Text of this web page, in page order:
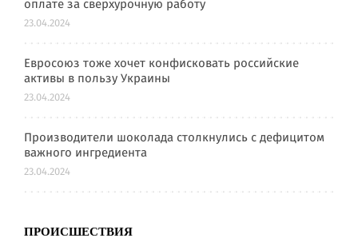
оплате за сверхурочную работу
23.04.2024
Евросоюз тоже хочет конфисковать российские
активы в пользу Украины
23.04.2024
Производители шоколада столкнулись с дефицитом
важного ингредиента
23.04.2024
ПРОИСШЕСТВИЯ